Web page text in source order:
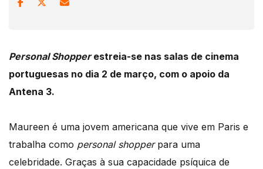
Personal Shopperestreia-se nas salas de cinema
portuguesas no dia 2 de março, com o apoio da
Antena 3.
Maureen é uma jovem americana que vive em Paris e
trabalha como personal shopperpara uma
celebridade. Graças à sua capacidade psíquica de